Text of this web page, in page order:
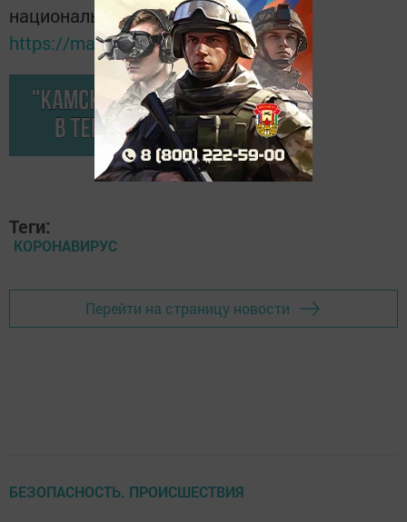
национальном мессенджере MАХ:
https://max.ru/tatmedia
Теги:
КОРОНАВИРУС
Перейти на страницу новости
БЕЗОПАСНОСТЬ. ПРОИСШЕСТВИЯ